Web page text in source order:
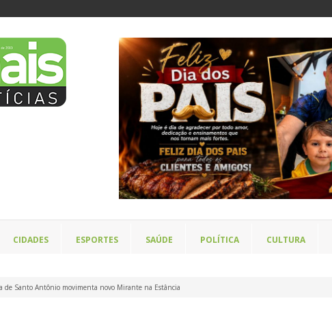
CIDADES ESPORTES SAÚDE POLÍTICA CULTURA
de Santo Antônio movimenta novo Mirante na Estância